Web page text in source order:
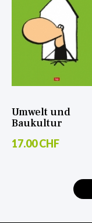
Umwelt und
Baukultur
17.00 CHF